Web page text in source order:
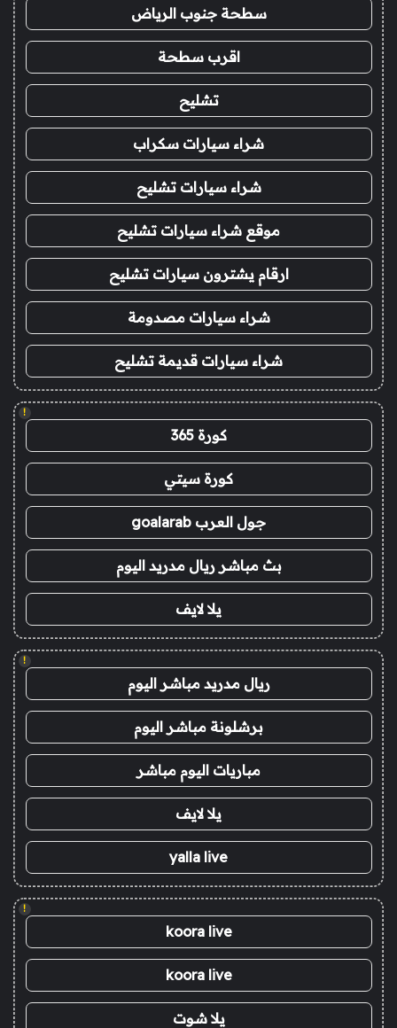
سطحة جنوب الرياض
اقرب سطحة
تشليح
شراء سيارات سكراب
شراء سيارات تشليح
موقع شراء سيارات تشليح
ارقام يشترون سيارات تشليح
شراء سيارات مصدومة
شراء سيارات قديمة تشليح
!
كورة 365
كورة سيتي
جول العرب goalarab
بث مباشر ريال مدريد اليوم
يلا لايف
!
ريال مدريد مباشر اليوم
برشلونة مباشر اليوم
مباريات اليوم مباشر
يلا لايف
yalla live
!
koora live
koora live
يلا شوت